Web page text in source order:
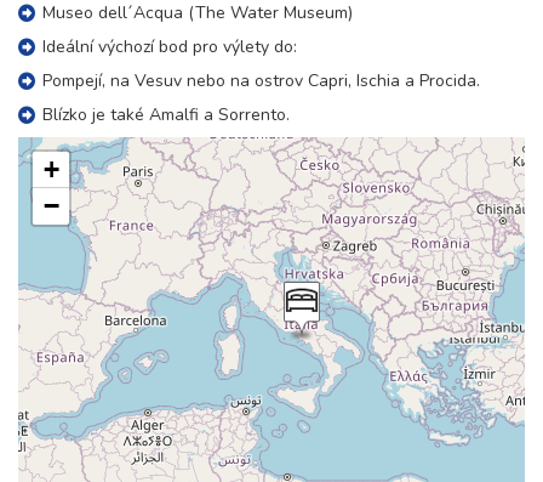
Museo dell´Acqua (The Water Museum)
Ideální výchozí bod pro výlety do:
Pompejí, na Vesuv nebo na ostrov Capri, Ischia a Procida.
Blízko je také Amalfi a Sorrento.
+
−